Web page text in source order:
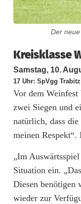
p
t
z
e
d
u
e
l
Der
Kreisklasse
Samstag, 10.
17 Uhr: SpVgg
Vor dem
zwei Siegen und
natürlich, dass
meinen
„Im
Situation ein.
Diesen benötigen
wieder zur